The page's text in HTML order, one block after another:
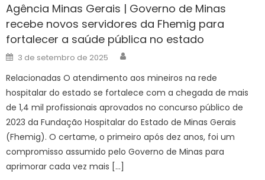
Agência Minas Gerais | Governo de Minas
recebe novos servidores da Fhemig para
fortalecer a saúde pública no estado
Posted
on
3 de setembro de 2025
Relacionadas O atendimento aos mineiros na rede
hospitalar do estado se fortalece com a chegada de mais
de 1,4 mil profissionais aprovados no concurso público de
2023 da Fundação Hospitalar do Estado de Minas Gerais
(Fhemig). O certame, o primeiro após dez anos, foi um
compromisso assumido pelo Governo de Minas para
aprimorar cada vez mais […]